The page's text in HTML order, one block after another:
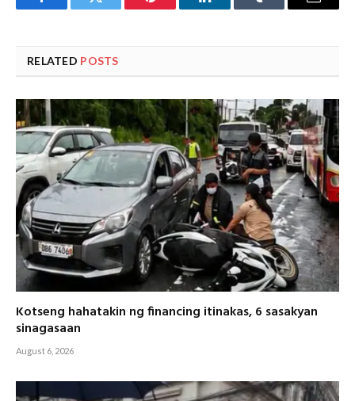
FacebookTwitter Pinterest LinkedInTumblr Email
RELATED POSTS
Kotseng hahatakin ng financing itinakas, 6 sasakyan
sinagasaan
August 6, 2026